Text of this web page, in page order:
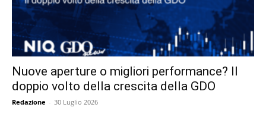
Nuove aperture o migliori performance? Il
doppio volto della crescita della GDO
Redazione - 30 Luglio 2026